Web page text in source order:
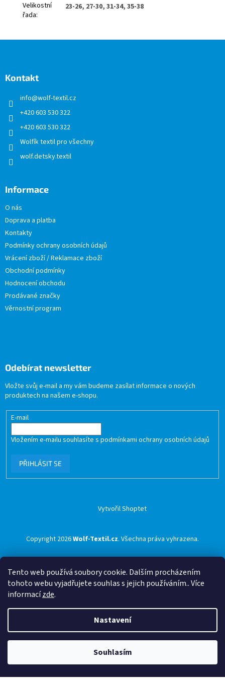
Tento web používá soubory cookie. Dalším procházením
tohoto webu vyjadřujete souhlas s jejich používáním.. Více
informacízde.
Nastavení
Souhlasím
Velikostní
řada:
23-26, 27-30, 31-34, 35-38
Kontakt
info@wolf-textil.cz
+420 603 530 322
+420 603 530 322
Wolfík textil pro všechny
wolf.detsky.textil
Informace
O nás
Doprava a platba
Kontakty
Podmínky ochrany osobních údajů
Vrácení zboží / Reklamace zboží
Obchodní podmínky
Hodnocení obchodu
Prodávané značky
Věrnostní program
Odebírat newsletter
Vložte svůj e-mail a my vám budeme zasílat informace o nových
produktech na našem e-shopu.
E-mail
Vložením e-mailu souhlasíte s podmínkami ochrany osobních údajů
PŘIHLÁSIT SE
Vytvořil Shoptet
Copyright 2026Wolf-Textil.cz. Všechna práva vyhrazena.